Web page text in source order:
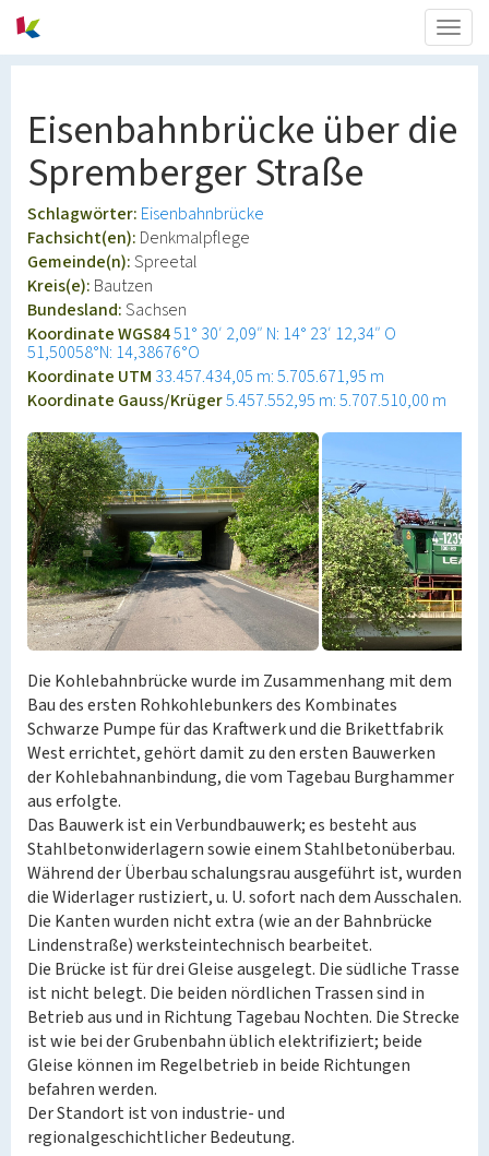
Eisenbahnbrücke über die
Spremberger Straße
Schlagwörter: Eisenbahnbrücke
Fachsicht(en): Denkmalpflege
Gemeinde(n):Spreetal
Kreis(e): Bautzen
Bundesland:Sachsen
Koordinate WGS8451° 30′ 2,09″ N: 14° 23′ 12,34″ O
51,50058°N: 14,38676°O
Koordinate UTM 33.457.434,05 m: 5.705.671,95 m
Koordinate Gauss/Krüger5.457.552,95 m: 5.707.510,00 m
Die Kohlebahnbrücke wurde im Zusammenhang mit dem
Bau des ersten Rohkohlebunkers des Kombinates
Schwarze Pumpe für das Kraftwerk und die Brikettfabrik
West errichtet, gehört damit zu den ersten Bauwerken
der Kohlebahnanbindung, die vom Tagebau Burghammer
aus erfolgte.
Das Bauwerk ist ein Verbundbauwerk; es besteht aus
Stahlbetonwiderlagern sowie einem Stahlbetonüberbau.
Während der Überbau schalungsrau ausgeführt ist, wurden
die Widerlager rustiziert, u. U. sofort nach dem Ausschalen.
Die Kanten wurden nicht extra (wie an der Bahnbrücke
Lindenstraße) werksteintechnisch bearbeitet.
Die Brücke ist für drei Gleise ausgelegt. Die südliche Trasse
ist nicht belegt. Die beiden nördlichen Trassen sind in
Betrieb aus und in Richtung Tagebau Nochten. Die Strecke
ist wie bei der Grubenbahn üblich elektrifiziert; beide
Gleise können im Regelbetrieb in beide Richtungen
befahren werden.
Der Standort ist von industrie- und
regionalgeschichtlicher Bedeutung.